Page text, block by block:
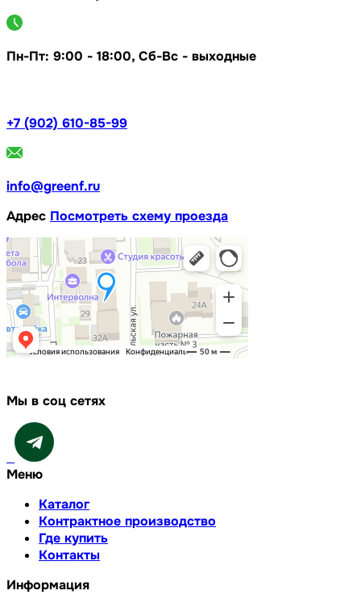
Пн-Пт: 9:00 - 18:00, Сб-Вс - выходные
+7 (902) 610-85-99
info@greenf.ru
Адрес Посмотреть схему проезда
Мы в соц сетях
Меню
Каталог
Контрактное производство
Где купить
Контакты
Информация